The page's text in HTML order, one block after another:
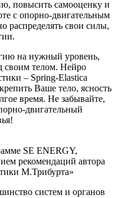
повысить самооценку и
с опорно-двигательным
распределять свои силы,
на нужный уровень,
своим телом. Нейро
– Spring-Elastica
Ваше тело, ясность
время. Не забывайте,
двигательный
SE ENERGY,
рекомендаций автора
М.Трибурта»
систем и органов